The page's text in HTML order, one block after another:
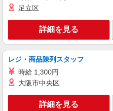
回払い・週払
キープ
派遣社員
株式会社シエロ
【ソフトバン
時給1400
+゜ 入社祝い金10万円
頂くと, インセンテ
静岡県静岡
足立区
詳細を見る
レジ・商品陳列スタッフ
時給 1,300円
大阪市中央区
詳細を見る